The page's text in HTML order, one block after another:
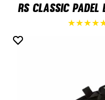
RS Classic